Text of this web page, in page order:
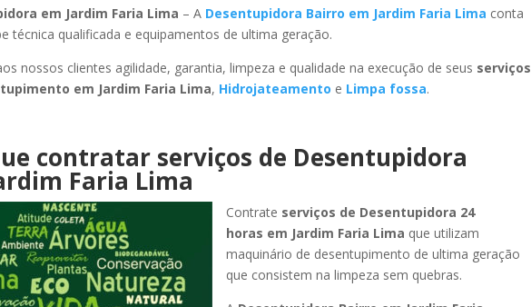
em Jardim Faria Lima – A Desentupidora Bairro em Jardim Faria Lima conta
técnica qualificada e equipamentos de ultima geração.
nossos clientes agilidade, garantia, limpeza e qualidade na execução de seus serviços
em Jardim Faria Lima, Hidrojateamento e Limpa fossa.
contratar serviços de Desentupidora
Faria Lima
Contrate serviços de Desentupidora 24
horas em Jardim Faria Lima que utilizam
maquinário de desentupimento de ultima geração
que consistem na limpeza sem quebras.